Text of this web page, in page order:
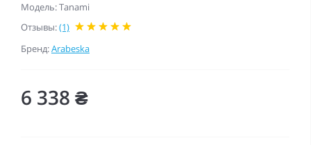
Модель: Tanami
Отзывы:(1)
Бренд:Arabeska
6 338 ₴